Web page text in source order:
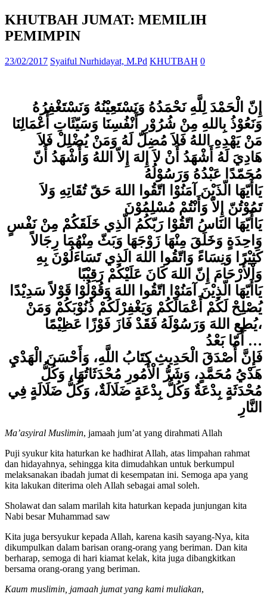
KHUTBAH JUMAT: MEMILIH
PEMIMPIN
23/02/2017 Syaiful Nurhidayat, M.Pd KHUTBAH 0
إِنّ الْحَمْدَ لِلَّهِ نَحْمَدُهُ وَنَسْتَعِيْنُهُ وَنَسْتَغْفِرُهُ
وَنَعُوْذُ بِاللهِ مِنْ شُرُوْرِ أَنْفُسِنَا وَسَيّئَاتِ أَعْمَالِنَا
مَنْ يَهْدِهِ اللهُ فَلاَ مُضِلّ لَهُ وَمَنْ يُضْلِلْ فَلاَ
هَادِيَ لَهُ أَشْهَدُ أَنْ لاَ إِلهَ إِلاّ اللهُ وَأَشْهَدُ أَنّ
مُحَمّدًا عَبْدُهُ وَرَسُوْلُهُ
يَاأَيّهَا الّذَيْنَ آمَنُوْا اتّقُوا اللهَ حَقّ تُقَاتِهِ وَلاَ
تَمُوْتُنّ إِلاّ وَأَنْتُمْ مُسْلِمُوْنَ
يَاأَيّهَا النَاسُ اتّقُوْا رَبّكُمُ الّذِي خَلَقَكُمْ مِنْ نَفْسٍ
وَاحِدَةٍ وَخَلَقَ مِنْهَا زَوْجَهَا وَبَثّ مِنْهُمَا رِجَالاً
كَثِيْرًا وَنِسَاءً وَاتّقُوا اللهَ الَذِي تَسَاءَلُوْنَ بِهِ
وَاْلأَرْحَامَ إِنّ اللهَ كَانَ عَلَيْكُمْ رَقِيْبًا
يَاأَيّهَا الّذِيْنَ آمَنُوْا اتّقُوا اللهَ وَقُوْلُوْا قَوْلاً سَدِيْدًا
يُصْلِحْ لَكُمْ أَعْمَالَكُمْ وَيَغْفِرْلَكُمْ ذُنُوْبَكُمْ وَمَنْ
يُطِعِ اللهَ وَرَسُوْلَهُ فَقَدْ فَازَ فَوْزًا عَظِيْمًا،
أَمّا بَعْدُ …
فَإِنَّ أَصْدَقَ الْحَدِيثِ كِتَابُ اللَّهِ، وَأَحْسَنَ الْهَدْيِ
هَدْيُ مُحَمَّدٍ، وَشَرُّ الْأُمُورِ مُحْدَثَاتُهَا، وَكُلُّ
مُحْدَثَةٍ بِدْعَةٌ وَكُلُّ بِدْعَةٍ ضَلَالَةٌ، وَكُلُّ ضَلَالَةٍ فِي
النَّارِ
Ma’asyiral Muslimin, jamaah jum’at yang dirahmati Allah
Puji syukur kita haturkan ke hadhirat Allah, atas limpahan rahmat
dan hidayahnya, sehingga kita dimudahkan untuk berkumpul
melaksanakan ibadah jumat di kesempatan ini. Semoga apa yang
kita lakukan diterima oleh Allah sebagai amal soleh.
Sholawat dan salam marilah kita haturkan kepada junjungan kita
Nabi besar Muhammad saw
Kita juga bersyukur kepada Allah, karena kasih sayang-Nya, kita
dikumpulkan dalam barisan orang-orang yang beriman. Dan kita
berharap, semoga di hari kiamat kelak, kita juga dibangkitkan
bersama orang-orang yang beriman.
Kaum muslimin, jamaah jumat yang kami muliakan,